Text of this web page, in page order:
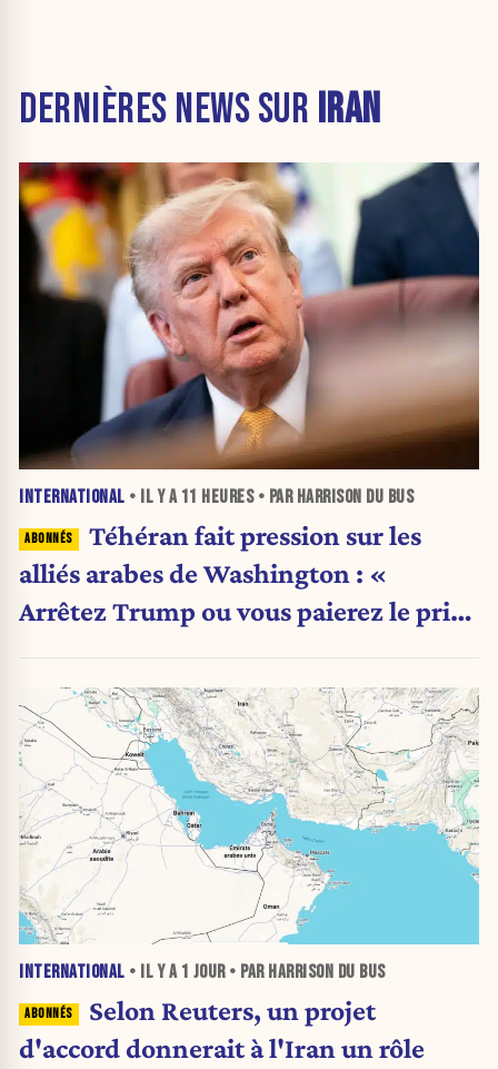
DERNIÈRES NEWS SUR IRAN
INTERNATIONAL • IL Y A 11 HEURES• PAR HARRISON DU BUS
Téhéran fait pression sur les
alliés arabes de Washington : «
Arrêtez Trump ou vous paierez le prix
INTERNATIONAL • IL Y A 1 JOUR• PAR HARRISON DU BUS
Selon Reuters, un projet
d'accord donnerait à l'Iran un rôle